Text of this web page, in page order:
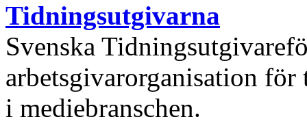
Tidningsutgivarna
Svenska
arbetsgivarorganisation
i mediebranschen.